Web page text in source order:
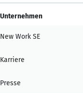
Unternehmen
New Work SE
Karriere
Presse